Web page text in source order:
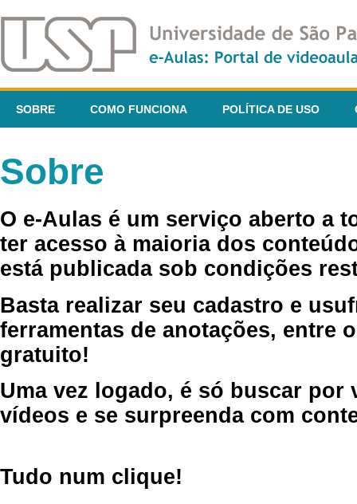
SOBRE COMO FUNCIONA POLÍTICA DE USO
Sobre
O e-Aulas é um serviço aberto a
ter acesso à maioria dos
está publicada sob condições
Basta realizar seu cadastro e
ferramentas de anotações, entre
gratuito!
Uma vez logado, é só buscar por
vídeos e se surpreenda com
Tudo num clique!